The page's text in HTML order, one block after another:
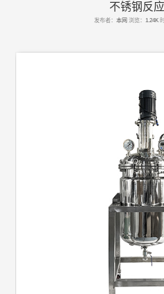
不锈钢反
发布者： 本网 浏览： 1.24K